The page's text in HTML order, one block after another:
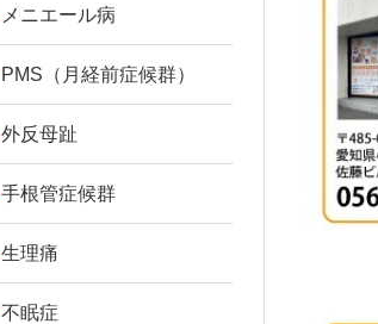
メニエール病
PMS（月経前症候群）
外反母趾
手根管症候群
生理痛
不眠症